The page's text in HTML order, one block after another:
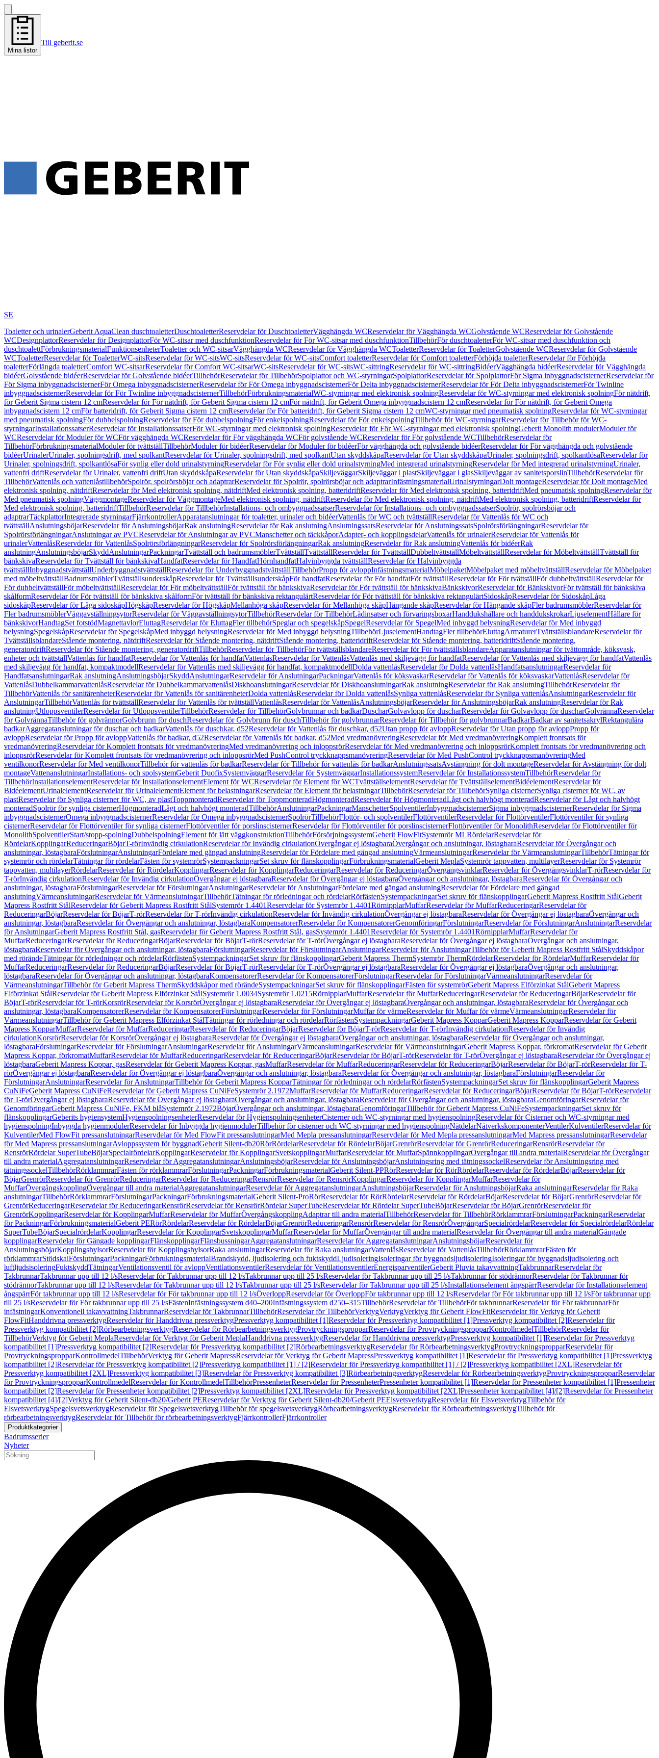
Mina listor
Till geberit.se
SE
Toaletter och urinalerGeberit AquaClean duschtoaletterDuschtoaletterReservdelar för DuschtoaletterVägghängda WCReservdelar för Vägghängda WCGolvstående WCReservdelar för Golvstående
WCDesignplattorReservdelar för DesignplattorFör WC-sitsar med duschfunktionReservdelar för För WC-sitsar med duschfunktionTillbehörFör duschtoaletterFör WC-sitsar med duschfunktion och
duschtoalettFörbrukningsmaterialFunktionsenheterToaletter och WC-sitsarVägghängda WCReservdelar för Vägghängda WCToaletterReservdelar för ToaletterGolvstående WCReservdelar för Golvstående
WCToaletterReservdelar för ToaletterWC-sitsReservdelar för WC-sitsWC-sitsReservdelar för WC-sitsComfort toaletterReservdelar för Comfort toaletterFörhöjda toaletterReservdelar för Förhöjda
toaletterFörlängda toaletterComfort WC-sitsarReservdelar för Comfort WC-sitsarWC-sitsReservdelar för WC-sitsWC-sittringReservdelar för WC-sittringBidéerVägghängda bidéerReservdelar för Vägghängda
bidéerGolvstående bidéerReservdelar för Golvstående bidéerTillbehörReservdelar för TillbehörSpolplattor och WC-styrningarSpolplattorReservdelar för SpolplattorFör Sigma inbyggnadscisternerReservdelar för
För Sigma inbyggnadscisternerFör Omega inbyggnadscisternerReservdelar för För Omega inbyggnadscisternerFör Delta inbyggnadscisternerReservdelar för För Delta inbyggnadscisternerFör Twinline
inbyggnadscisternerReservdelar för För Twinline inbyggnadscisternerTillbehörFörbrukningsmaterialWC-styrningar med elektronisk spolningReservdelar för WC-styrningar med elektronisk spolningFör nätdrift,
för Geberit Sigma cistern 12 cmReservdelar för För nätdrift, för Geberit Sigma cistern 12 cmFör nätdrift, för Geberit Omega inbyggnadscistern 12 cmReservdelar för För nätdrift, för Geberit Omega
inbyggnadscistern 12 cmFör batteridrift, för Geberit Sigma cistern 12 cmReservdelar för För batteridrift, för Geberit Sigma cistern 12 cmWC-styrningar med pneumatisk spolningReservdelar för WC-styrningar
med pneumatisk spolningFör dubbelspolningReservdelar för För dubbelspolningFör enkelspolningReservdelar för För enkelspolningTillbehör för WC-styrningarReservdelar för Tillbehör för WC-
styrningarInstallationssatserReservdelar för InstallationssatserFör WC-styrningar med elektronisk spolningReservdelar för För WC-styrningar med elektronisk spolningGeberit Monolith modulerModuler för
WCReservdelar för Moduler för WCFör vägghängda WCReservdelar för För vägghängda WCFör golvstående WCReservdelar för För golvstående WCTillbehörReservdelar för
TillbehörFörbrukningsmaterialModuler för tvättställTillbehörModuler för bidéerReservdelar för Moduler för bidéerFör vägghängda och golvstående bidéerReservdelar för För vägghängda och golvstående
bidéerUrinalerUrinaler, spolningsdrift, med spolkantReservdelar för Urinaler, spolningsdrift, med spolkantUtan skyddskåpaReservdelar för Utan skyddskåpaUrinaler, spolningsdrift, spolkantlösaReservdelar för
Urinaler, spolningsdrift, spolkantlösaFör synlig eller dold urinalstyrningReservdelar för För synlig eller dold urinalstyrningMed integrerad urinalstyrningReservdelar för Med integrerad urinalstyrningUrinaler,
vattenfri driftReservdelar för Urinaler, vattenfri driftUtan skyddskåpaReservdelar för Utan skyddskåpaSkiljeväggarSkiljeväggar i plastSkiljeväggar i glasSkiljeväggar av sanitetsporslinTillbehörReservdelar för
TillbehörVattenlås och vattenlåstillbehörSpolrör, spolrörsböjar och adaptrarReservdelar för Spolrör, spolrörsböjar och adaptrarInfästningsmaterialUrinalstyrningarDolt montageReservdelar för Dolt montageMed
elektronisk spolning, nätdriftReservdelar för Med elektronisk spolning, nätdriftMed elektronisk spolning, batteridriftReservdelar för Med elektronisk spolning, batteridriftMed pneumatisk spolningReservdelar för
Med pneumatisk spolningVäggmontageReservdelar för VäggmontageMed elektronisk spolning, nätdriftReservdelar för Med elektronisk spolning, nätdriftMed elektronisk spolning, batteridriftReservdelar för
Med elektronisk spolning, batteridriftTillbehörReservdelar för TillbehörInstallations- och ombyggnadssatserReservdelar för Installations- och ombyggnadssatserSpolrör, spolrörsböjar och
adaptrarTäckplattorIntegrerade styrningarFjärrkontrollerApparatanslutningar för toaletter, urinaler och bidéerVattenlås för WC och tvättställReservdelar för Vattenlås för WC och
tvättställAnslutningsböjarReservdelar för AnslutningsböjarRak anslutningReservdelar för Rak anslutningAnslutningssatsReservdelar för AnslutningssatsSpolrörsförlängningarReservdelar för
SpolrörsförlängningarAnslutningar av PVCReservdelar för Anslutningar av PVCManschetter och täckkåporAdapter- och kopplingsdelarVattenlås för urinalerReservdelar för Vattenlås för
urinalerVattenlåsReservdelar för VattenlåsSpolrörsförlängningarReservdelar för SpolrörsförlängningarRak anslutningReservdelar för Rak anslutningVattenlås för bidéerRak
anslutningAnslutningsböjarSkyddAnslutningarPackningarTvättställ och badrumsmöblerTvättställTvättställReservdelar för TvättställDubbeltvättställMöbeltvättställReservdelar för MöbeltvättställTvättställ för
bänkskivaReservdelar för Tvättställ för bänkskivaHandfatReservdelar för HandfatHörnhandfatHalvinbyggda tvättställReservdelar för Halvinbyggda
tvättställInbyggnadstvättställUnderbyggnadstvättställReservdelar för UnderbyggnadstvättställTillbehörPropp för avloppInfästningsmaterialMöbelpaketMöbelpaket med möbeltvättställReservdelar för Möbelpaket
med möbeltvättställBadrumsmöblerTvättställsunderskåpReservdelar för TvättställsunderskåpFör handfatReservdelar för För handfatFör tvättställReservdelar för För tvättställFör dubbeltvättställReservdelar för
För dubbeltvättställFör möbeltvättställReservdelar för För möbeltvättställFör tvättställ för bänkskivaReservdelar för För tvättställ för bänkskivaBänkskivorReservdelar för BänkskivorFör tvättställ för bänkskiva
skålformReservdelar för För tvättställ för bänkskiva skålformFör tvättställ för bänkskiva rektangulärtReservdelar för För tvättställ för bänkskiva rektangulärtSidoskåpReservdelar för SidoskåpLåga
sidoskåpReservdelar för Låga sidoskåpHögskåpReservdelar för HögskåpMellanhöga skåpReservdelar för Mellanhöga skåpHängande skåpReservdelar för Hängande skåpFler badrumsmöblerReservdelar för
Fler badrumsmöblerVäggavställningsytorReservdelar för VäggavställningsytorTillbehörReservdelar för TillbehörLådinsatser och förvaringsboxarHanddukshållare och handdukskrokarLjuselementHållare för
bänkskivorHandtagSet fotstödMagnettavlorEluttagReservdelar för EluttagFler tillbehörSpeglar och spegelskåpSpegelReservdelar för SpegelMed inbyggd belysningReservdelar för Med inbyggd
belysningSpegelskåpReservdelar för SpegelskåpMed inbyggd belysningReservdelar för Med inbyggd belysningTillbehörLjuselementHandtagFler tillbehörEluttagArmaturerTvättställsblandareReservdelar för
TvättställsblandareStående montering, nätdriftReservdelar för Stående montering, nätdriftStående montering, batteridriftReservdelar för Stående montering, batteridriftStående montering,
generatordriftReservdelar för Stående montering, generatordriftTillbehörReservdelar för TillbehörFör tvättställsblandareReservdelar för För tvättställsblandareApparatanslutningar för tvättområde, köksvask,
enheter och tvättställVattenlås för handfatReservdelar för Vattenlås för handfatVattenlåsReservdelar för VattenlåsVattenlås med skiljevägg för handfatReservdelar för Vattenlås med skiljevägg för handfatVattenlås
med skiljevägg för handfat, kompaktmodellReservdelar för Vattenlås med skiljevägg för handfat, kompaktmodellDolda vattenlåsReservdelar för Dolda vattenlåsHandfatsanslutningarReservdelar för
HandfatsanslutningarRak anslutningAnslutningsböjarSkyddAnslutningarReservdelar för AnslutningarPackningarVattenlås för köksvaskarReservdelar för Vattenlås för köksvaskarVattenlåsReservdelar för
VattenlåsDubbelkammarvattenlåsReservdelar för DubbelkammarvattenlåsDiskhoanslutningarReservdelar för DiskhoanslutningarRak anslutningReservdelar för Rak anslutningTillbehörReservdelar för
TillbehörVattenlås för sanitärenheterReservdelar för Vattenlås för sanitärenheterDolda vattenlåsReservdelar för Dolda vattenlåsSynliga vattenlåsReservdelar för Synliga vattenlåsAnslutningarReservdelar för
AnslutningarTillbehörVattenlås för tvättställReservdelar för Vattenlås för tvättställVattenlåsReservdelar för VattenlåsAnslutningsböjarReservdelar för AnslutningsböjarRak anslutningReservdelar för Rak
anslutningUtloppsventilerReservdelar för UtloppsventilerTillbehörReservdelar för TillbehörGolvbrunnar och badkarDuscharGolvavlopp för duscharReservdelar för Golvavlopp för duscharGolvrännaReservdelar
för GolvrännaTillbehör för golvrännorGolvbrunn för duschReservdelar för Golvbrunn för duschTillbehör för golvbrunnarReservdelar för Tillbehör för golvbrunnarBadkarBadkar av sanitetsakrylRektangulära
badkarAggregatanslutningar för duschar och badkarVattenlås för duschkar, d52Reservdelar för Vattenlås för duschkar, d52Utan propp för avloppReservdelar för Utan propp för avloppPropp för
avloppReservdelar för Propp för avloppVattenlås för badkar, d52Reservdelar för Vattenlås för badkar, d52Med vredmanövreringReservdelar för Med vredmanövreringKomplett frontsats för
vredmanövreringReservdelar för Komplett frontsats för vredmanövreringMed vredmanövrering och inloppsrörReservdelar för Med vredmanövrering och inloppsrörKomplett frontsats för vredmanövrering och
inloppsrörReservdelar för Komplett frontsats för vredmanövrering och inloppsrörMed PushControl tryckknappsmanövreringReservdelar för Med PushControl tryckknappsmanövreringMed
ventilkonorReservdelar för Med ventilkonorTillbehör för vattenlås för badkarReservdelar för Tillbehör för vattenlås för badkarAnslutningssatsAvstängning för dolt montageReservdelar för Avstängning för dolt
montageVattenanslutningarInstallations- och spolsystemGeberit DuofixSystemväggarReservdelar för SystemväggarInstallationssystemReservdelar för InstallationssystemTillbehörReservdelar för
TillbehörInstallationselementReservdelar för InstallationselementElement för WCReservdelar för Element för WCTvättställselementReservdelar för TvättställselementBidéelementReservdelar för
BidéelementUrinalelementReservdelar för UrinalelementElement för belastningarReservdelar för Element för belastningarTillbehörReservdelar för TillbehörSynliga cisternerSynliga cisterner för WC, av
plastReservdelar för Synliga cisterner för WC, av plastToppmonteradReservdelar för ToppmonteradHögmonteradReservdelar för HögmonteradLågt och halvhögt monteradReservdelar för Lågt och halvhögt
monteradSpolrör för synliga cisternerHögmonteradLågt och halvhögt monteradTillbehörAnslutningarPackningarManschetterSpolventilerInbyggnadscisternerSigma inbyggnadscisternerReservdelar för Sigma
inbyggnadscisternerOmega inbyggnadscisternerReservdelar för Omega inbyggnadscisternerSpolrörTillbehörFlottör- och spolventilerFlottörventilerReservdelar för FlottörventilerFlottörventiler för synliga
cisternerReservdelar för Flottörventiler för synliga cisternerFlottörventiler för porslinscisternerReservdelar för Flottörventiler för porslinscisternerFlottörventiler för MonolithReservdelar för Flottörventiler för
MonolithSpolventilerStart/stopp-spolningDubbelspolningElement för lätt väggkonstruktionTillbehörFörsörjningssystemGeberit FlowFitSystemrör MLRördelarReservdelar för
RördelarKopplingarReduceringarBöjarT-rörInvändig cirkulationReservdelar för Invändig cirkulationÖvergångar ej löstagbaraÖvergångar och anslutningar, löstagbaraReservdelar för Övergångar och
anslutningar, löstagbaraFörslutningarAnslutningarFördelare med gängad anslutningReservdelar för Fördelare med gängad anslutningVärmeanslutningarReservdelar för VärmeanslutningarTillbehörTätningar för
systemrör och rördelarTätningar för rördelarFästen för systemrörSystempackningarSet skruv för flänskopplingarFörbrukningsmaterialGeberit MeplaSystemrör tappvatten, multilayerReservdelar för Systemrör
tappvatten, multilayerRördelarReservdelar för RördelarKopplingarReservdelar för KopplingarReduceringarReservdelar för ReduceringarÖvergångsvinklarReservdelar för ÖvergångsvinklarT-rörReservdelar för
T-rörInvändig cirkulationReservdelar för Invändig cirkulationÖvergångar ej löstagbaraReservdelar för Övergångar ej löstagbaraÖvergångar och anslutningar, löstagbaraReservdelar för Övergångar och
anslutningar, löstagbaraFörslutningarReservdelar för FörslutningarAnslutningarReservdelar för AnslutningarFördelare med gängad anslutningReservdelar för Fördelare med gängad
anslutningVärmeanslutningarReservdelar för VärmeanslutningarTillbehörTätningar för rörledningar och rördelarRörfästenSystempackningarSet skruv för flänskopplingarGeberit Mapress Rostfritt StålGeberit
Mapress Rostfritt StålReservdelar för Geberit Mapress Rostfritt StålSystemrör 1.4401Reservdelar för Systemrör 1.4401RörnipplarMuffarReservdelar för MuffarReduceringarReservdelar för
ReduceringarBöjarReservdelar för BöjarT-rörReservdelar för T-rörInvändig cirkulationReservdelar för Invändig cirkulationÖvergångar ej löstagbaraReservdelar för Övergångar ej löstagbaraÖvergångar och
anslutningar, löstagbaraReservdelar för Övergångar och anslutningar, löstagbaraKompensatorerReservdelar för KompensatorerGenomföringarFörslutningarReservdelar för FörslutningarAnslutningarReservdelar
för AnslutningarGeberit Mapress Rostfritt Stål, gasReservdelar för Geberit Mapress Rostfritt Stål, gasSystemrör 1.4401Reservdelar för Systemrör 1.4401RörnipplarMuffarReservdelar för
MuffarReduceringarReservdelar för ReduceringarBöjarReservdelar för BöjarT-rörReservdelar för T-rörÖvergångar ej löstagbaraReservdelar för Övergångar ej löstagbaraÖvergångar och anslutningar,
löstagbaraReservdelar för Övergångar och anslutningar, löstagbaraFörslutningarReservdelar för FörslutningarAnslutningarReservdelar för AnslutningarTillbehör för Geberit Mapress Rostfritt StålSkyddskåpor
med rörändeTätningar för rörledningar och rördelarRörfästenSystempackningarSet skruv för flänskopplingarGeberit Mapress ThermSystemrör ThermRördelarReservdelar för RördelarMuffarReservdelar för
MuffarReduceringarReservdelar för ReduceringarBöjarReservdelar för BöjarT-rörReservdelar för T-rörÖvergångar ej löstagbaraReservdelar för Övergångar ej löstagbaraÖvergångar och anslutningar,
löstagbaraReservdelar för Övergångar och anslutningar, löstagbaraKompensatorerReservdelar för KompensatorerFörslutningarReservdelar för FörslutningarVärmeanslutningarReservdelar för
VärmeanslutningarTillbehör för Geberit Mapress ThermSkyddskåpor med rörändeSystempackningarSet skruv för flänskopplingarFästen för systemrörGeberit Mapress Elförzinkat StålGeberit Mapress
Elförzinkat StålReservdelar för Geberit Mapress Elförzinkat StålSystemrör 1.0034Systemrör 1.0215RörnipplarMuffarReservdelar för MuffarReduceringarReservdelar för ReduceringarBöjarReservdelar för
BöjarT-rörReservdelar för T-rörKorsrörReservdelar för KorsrörÖvergångar ej löstagbaraReservdelar för Övergångar ej löstagbaraÖvergångar och anslutningar, löstagbaraReservdelar för Övergångar och
anslutningar, löstagbaraKompensatorerReservdelar för KompensatorerFörslutningarReservdelar för FörslutningarMuffar för värmeReservdelar för Muffar för värmeVärmeanslutningarReservdelar för
VärmeanslutningarTillbehör för Geberit Mapress Elförzinkat StålTätningar för rörledningar och rördelarRörfästenSystempackningarGeberit Mapress KopparGeberit Mapress KopparReservdelar för Geberit
Mapress KopparMuffarReservdelar för MuffarReduceringarReservdelar för ReduceringarBöjarReservdelar för BöjarT-rörReservdelar för T-rörInvändig cirkulationReservdelar för Invändig
cirkulationKorsrörReservdelar för KorsrörÖvergångar ej löstagbaraReservdelar för Övergångar ej löstagbaraÖvergångar och anslutningar, löstagbaraReservdelar för Övergångar och anslutningar,
löstagbaraFörslutningarReservdelar för FörslutningarAnslutningarReservdelar för AnslutningarVärmeanslutningarReservdelar för VärmeanslutningarGeberit Mapress Koppar, förkromatReservdelar för Geberit
Mapress Koppar, förkromatMuffarReservdelar för MuffarReduceringarReservdelar för ReduceringarBöjarReservdelar för BöjarT-rörReservdelar för T-rörÖvergångar ej löstagbaraReservdelar för Övergångar ej
löstagbaraGeberit Mapress Koppar, gasReservdelar för Geberit Mapress Koppar, gasMuffarReservdelar för MuffarReduceringarReservdelar för ReduceringarBöjarReservdelar för BöjarT-rörReservdelar för T-
rörÖvergångar ej löstagbaraReservdelar för Övergångar ej löstagbaraÖvergångar och anslutningar, löstagbaraReservdelar för Övergångar och anslutningar, löstagbaraFörslutningarReservdelar för
FörslutningarAnslutningarReservdelar för AnslutningarTillbehör för Geberit Mapress KopparTätningar för rörledningar och rördelarRörfästenSystempackningarSet skruv för flänskopplingarGeberit Mapress
CuNiFeGeberit Mapress CuNiFeReservdelar för Geberit Mapress CuNiFeSystemrör 2.1972MuffarReservdelar för MuffarReduceringarReservdelar för ReduceringarBöjarReservdelar för BöjarT-rörReservdelar
för T-rörÖvergångar ej löstagbaraReservdelar för Övergångar ej löstagbaraÖvergångar och anslutningar, löstagbaraReservdelar för Övergångar och anslutningar, löstagbaraGenomföringarReservdelar för
GenomföringarGeberit Mapress CuNiFe, FKM blåSystemrör 2.1972BöjarÖvergångar och anslutningar, löstagbaraGenomföringarTillbehör för Geberit Mapress CuNiFeSystempackningarSet skruv för
flänskopplingarGeberits hygiensystemHygienspolningsenheterReservdelar för HygienspolningsenheterCisterner och WC-styrningar med hygienspolningReservdelar för Cisterner och WC-styrningar med
hygienspolningInbyggda hygienmodulerReservdelar för Inbyggda hygienmodulerTillbehör för cisterner och WC-styrningar med hygienspolningNätdelarNätverkskomponenterVentilerKulventilerReservdelar för
KulventilerMed FlowFit pressanslutningarReservdelar för Med FlowFit pressanslutningarMed Mepla pressanslutningarReservdelar för Med Mepla pressanslutningarMed Mapress pressanslutningarReservdelar
för Med Mapress pressanslutningarAvloppssystem för byggnadGeberit Silent-db20RörRördelarReservdelar för RördelarBöjarGrenrörReservdelar för GrenrörReduceringarRensrörReservdelar för
RensrörRördelar SuperTubeBöjarSpecialrördelarKopplingarReservdelar för KopplingarSvetskopplingarMuffarReservdelar för MuffarSpännkopplingarÖvergångar till andra materialReservdelar för Övergångar
till andra materialAggregatanslutningarReservdelar för AggregatanslutningarAnslutningsböjarReservdelar för AnslutningsböjarAnslutningsring med tätningssockelReservdelar för Anslutningsring med
tätningssockelTillbehörRörklammrarFästen för rörklammrarFörslutningarPackningarFörbrukningsmaterialGeberit Silent-PPRörReservdelar för RörRördelarReservdelar för RördelarBöjarReservdelar för
BöjarGrenrörReservdelar för GrenrörReduceringarReservdelar för ReduceringarRensrörReservdelar för RensrörKopplingarReservdelar för KopplingarMuffarReservdelar för
MuffarÖvergångskopplingÖvergångar till andra materialAggregatanslutningarReservdelar för AggregatanslutningarAnslutningsböjarReservdelar för AnslutningsböjarRaka anslutningarReservdelar för Raka
anslutningarTillbehörRörklammrarFörslutningarPackningarFörbrukningsmaterialGeberit Silent-ProRörReservdelar för RörRördelarReservdelar för RördelarBöjarReservdelar för BöjarGrenrörReservdelar för
GrenrörReduceringarReservdelar för ReduceringarRensrörReservdelar för RensrörRördelar SuperTubeReservdelar för Rördelar SuperTubeBöjarReservdelar för BöjarGrenrörReservdelar för
GrenrörKopplingarReservdelar för KopplingarMuffarReservdelar för MuffarÖvergångskopplingAdaptrar till andra materialTillbehörReservdelar för TillbehörRörklammrarFörslutningarPackningarReservdelar
för PackningarFörbrukningsmaterialGeberit PERörRördelarReservdelar för RördelarBöjarGrenrörReduceringarRensrörReservdelar för RensrörÖvergångarSpecialrördelarReservdelar för SpecialrördelarRördelar
SuperTubeBöjarSpecialrördelarKopplingarReservdelar för KopplingarSvetskopplingarMuffarReservdelar för MuffarÖvergångar till andra materialReservdelar för Övergångar till andra materialGängade
kopplingarReservdelar för Gängade kopplingarFlänskopplingarFlänsbussningarAggregatanslutningarReservdelar för AggregatanslutningarAnslutningsböjarReservdelar för
AnslutningsböjarKopplingshylsorReservdelar för KopplingshylsorRaka anslutningarReservdelar för Raka anslutningarVattenlåsReservdelar för VattenlåsTillbehörRörklammrarFästen för
rörklammrarStödskalFörslutningarPackningarFörbrukningsmaterialBrandskydd, ljudisolering och fuktskyddLjudisoleringIsoleringar för byggnadsljudisoleringIsoleringar för byggnadsljudisolering och
luftljudsisoleringFuktskyddTätningarVentilationsventil för avloppVentilationsventilerReservdelar för VentilationsventilerEnergisparventilerGeberit Pluvia takavvattningTakbrunnarReservdelar för
TakbrunnarTakbrunnar upp till 12 l/sReservdelar för Takbrunnar upp till 12 l/sTakbrunnar upp till 25 l/sReservdelar för Takbrunnar upp till 25 l/sTakbrunnar för stödrännorReservdelar för Takbrunnar för
stödrännorTakbrunnar upp till 12 l/sReservdelar för Takbrunnar upp till 12 l/sTakbrunnar upp till 25 l/sReservdelar för Takbrunnar upp till 25 l/sInstallationselement ångspärrReservdelar för Installationselement
ångspärrFör takbrunnar upp till 12 l/sReservdelar för För takbrunnar upp till 12 l/sÖverloppReservdelar för ÖverloppFör takbrunnar upp till 12 l/sReservdelar för För takbrunnar upp till 12 l/sFör takbrunnar upp
till 25 l/sReservdelar för För takbrunnar upp till 25 l/sFästenInfästningssystem d40–200Infästningssystem d250–315TillbehörReservdelar för TillbehörFör takbrunnarReservdelar för För takbrunnarFör
infästningarKonventionell takavvattningTakbrunnarReservdelar för TakbrunnarTillbehörReservdelar för TillbehörVerktygVerktygVerktyg för Geberit FlowFitReservdelar för Verktyg för Geberit
FlowFitHanddrivna pressverktygReservdelar för Handdrivna pressverktygPressverktyg kompatibilitet [1]Reservdelar för Pressverktyg kompatibilitet [1]Pressverktyg kompatibilitet [2]Reservdelar för
Pressverktyg kompatibilitet [2]RörbearbetningsverktygReservdelar för RörbearbetningsverktygProvtryckningspropparReservdelar för ProvtryckningspropparKontrollmedelTillbehörReservdelar för
TillbehörVerktyg för Geberit MeplaReservdelar för Verktyg för Geberit MeplaHanddrivna pressverktygReservdelar för Handdrivna pressverktygPressverktyg kompatibilitet [1]Reservdelar för Pressverktyg
kompatibilitet [1]Pressverktyg kompatibilitet [2]Reservdelar för Pressverktyg kompatibilitet [2]RörbearbetningsverktygReservdelar för RörbearbetningsverktygProvtryckningspropparReservdelar för
ProvtryckningspropparKontrollmedelTillbehörVerktyg för Geberit MapressReservdelar för Verktyg för Geberit MapressPressverktyg kompatibilitet [1]Reservdelar för Pressverktyg kompatibilitet [1]Pressverktyg
kompatibilitet [2]Reservdelar för Pressverktyg kompatibilitet [2]Pressverktyg kompatibilitet [1] / [2]Reservdelar för Pressverktyg kompatibilitet [1] / [2]Pressverktyg kompatibilitet [2XL]Reservdelar för
Pressverktyg kompatibilitet [2XL]Pressverktyg kompatibilitet [3]Reservdelar för Pressverktyg kompatibilitet [3]RörbearbetningsverktygReservdelar för RörbearbetningsverktygProvtryckningspropparReservdelar
för ProvtryckningspropparKontrollmedelReservdelar för KontrollmedelTillbehörPressenheterReservdelar för PressenheterPressenheter kompatibilitet [1]Reservdelar för Pressenheter kompatibilitet [1]Pressenheter
kompatibilitet [2]Reservdelar för Pressenheter kompatibilitet [2]Pressverktyg kompatibilitet [2XL]Reservdelar för Pressverktyg kompatibilitet [2XL]Pressenheter kompatibilitet [4]/[2]Reservdelar för Pressenheter
kompatibilitet [4]/[2]Verktyg för Geberit Silent-db20/Geberit PEReservdelar för Verktyg för Geberit Silent-db20/Geberit PEElsvetsverktygReservdelar för ElsvetsverktygTillbehör för
ElsvetsverktygSpegelsvetsverktygReservdelar för SpegelsvetsverktygTillbehör för spegelsvetsverktygRörbearbetningsverktygReservdelar för RörbearbetningsverktygTillbehör för
rörbearbetningsverktygReservdelar för Tillbehör för rörbearbetningsverktygFjärrkontrollerFjärrkontroller
Produktkategorier
Badrumsserier
Nyheter